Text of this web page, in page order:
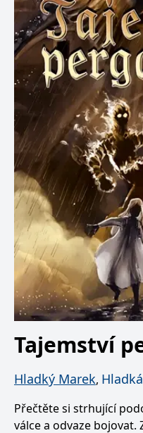
Tajemství
Hladký Marek,
Přečtěte si strhující
válce a odvaze